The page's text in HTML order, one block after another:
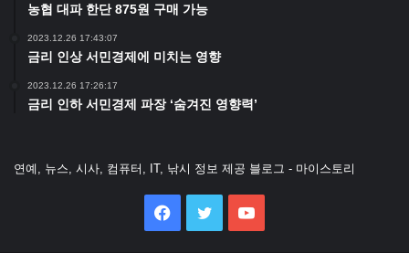
농협 대파 한단 875원 구매 가능
2023.12.26 17:43:07
금리 인상 서민경제에 미치는 영향
2023.12.26 17:26:17
금리 인하 서민경제 파장 ‘숨겨진 영향력’
연예, 뉴스, 시사, 컴퓨터, IT, 낚시 정보 제공 블로그 - 마이스토리
Facebook
Twitter